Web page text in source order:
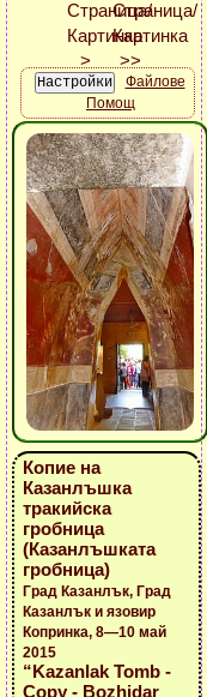
Файлове
Помощ
Копие на
Казанлъшка
тракийска
гробница
(Казанлъшката
гробница)
Град Казанлък, Град
Казанлък и язовир
Копринка, 8—10 май
2015
“Kazanlak Tomb -
Copy - Bozhidar